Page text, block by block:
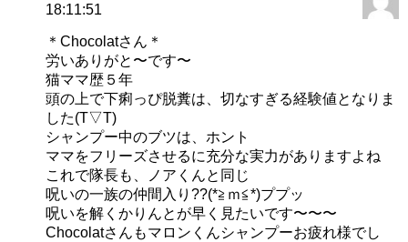
18:11:51
＊Chocolatさん＊
労いありがと〜です〜
猫ママ歴５年
頭の上で下痢っぴ脱糞は、切なすぎる経験値となりま
した(T▽T)
シャンプー中のブツは、ホント
ママをフリーズさせるに充分な実力がありますよね
これで隊長も、ノアくんと同じ
呪いの一族の仲間入り??(*≧ｍ≦*)ププッ
呪いを解くかりんとが早く見たいです〜〜〜
Chocolatさんもマロンくんシャンプーお疲れ様でし